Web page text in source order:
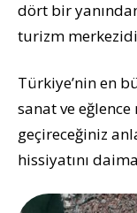
dört bir
turizm
Türkiye’nin en
sanat ve
geçireceğiniz
hissiyatını